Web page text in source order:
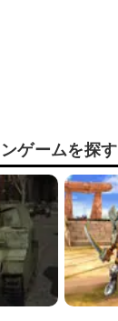
ゲームを探す